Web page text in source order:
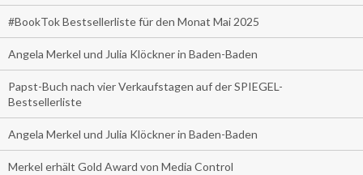
#BookTok Bestsellerliste für den Monat Mai 2025
Angela Merkel und Julia Klöckner in Baden-Baden
Papst-Buch nach vier Verkaufstagen auf der SPIEGEL-
Bestsellerliste
Angela Merkel und Julia Klöckner in Baden-Baden
Merkel erhält Gold Award von Media Control